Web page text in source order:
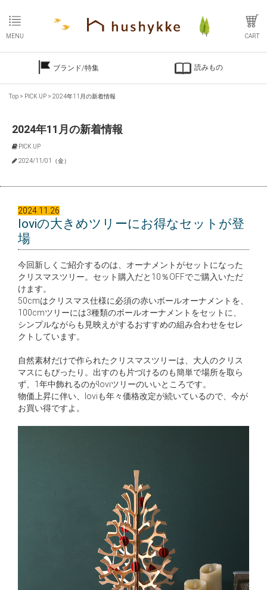
MENU CART
ブランド/特集 読みもの
Top > PICK UP > 2024年11月の新着情報
2024年11月の新着情報
PICK UP
2024/11/01（金）
2024.11.26
loviの大きめツリーにお得なセットが登
場
今回新しくご紹介するのは、オーナメントがセットになった
クリスマスツリー。セット購入だと10％OFFでご購入いただ
けます。
50cmはクリスマス仕様に必須の赤いボールオーナメントを、
100cmツリーには3種類のボールオーナメントをセットに、
シンプルながらも見映えがするおすすめの組み合わせをセレ
クトしています。
自然素材だけで作られたクリスマスツリーは、大人のクリス
マスにもぴったり。出すのも片づけるのも簡単で場所を取ら
ず、1年中飾れるのがloviツリーのいいところです。
物価上昇に伴い、loviも年々価格改定が続いているので、今が
お買い得ですよ。